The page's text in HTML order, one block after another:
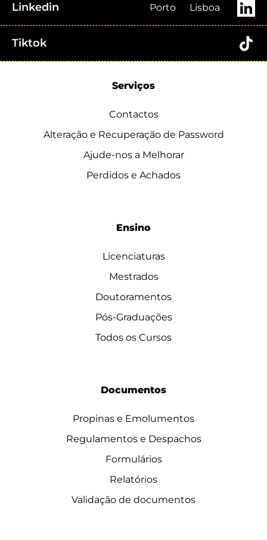
Linkedin Porto Lisboa
Tiktok
Serviços
Contactos
Alteração e Recuperação de Password
Ajude-nos a Melhorar
Perdidos e Achados
Ensino
Licenciaturas
Mestrados
Doutoramentos
Pós-Graduações
Todos os Cursos
Documentos
Propinas e Emolumentos
Regulamentos e Despachos
Formulários
Relatórios
Validação de documentos